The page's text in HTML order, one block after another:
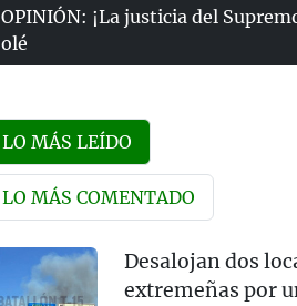
OPINIÓN: ¡La justicia del
olé
LO MÁS LEÍDO
LO MÁS COMENTADO
Desalojan dos
extremeñas por